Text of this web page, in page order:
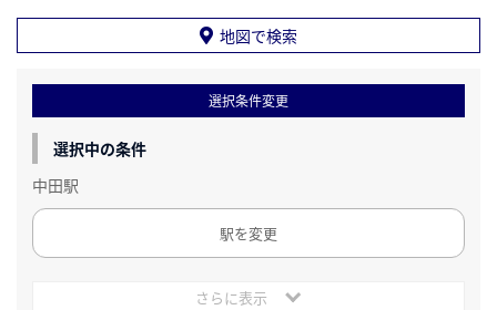
地図で検索
選択条件変更
選択中の条件
中田駅
駅を変更
さらに表示